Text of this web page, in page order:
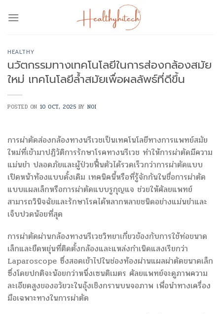
HEALTHY
นวัตกรรมทางเทคโนโลยีในการส่องกล้องสมัย
ใหม่ เทคโนโลยีล้ำสมัยเพื่อผลลัพธ์ที่ดีขึ้น
POSTED ON 10 OCT, 2025 BY NOI
การผ่าตัดส่องกล้องทางนรีเวชเป็นเทคโนโลยีทางการแพทย์สมัย
ใหม่ที่เข้ามาปฏิวัติการรักษาโรคทางนรีเวช ทำให้การผ่าตัดมีความ
แม่นยำ ปลอดภัยและผู้ป่วยฟื้นตัวได้รวดเร็วกว่าการผ่าตัดแบบ
เปิดหน้าท้องแบบดั้งเดิม เทคนิคนี้หรือที่รู้จักกันในชื่อการผ่าตัด
แบบแผลเล็กหรือการผ่าตัดแบบรูกุญแจ ช่วยให้ศัลยแพทย์
สามารถวินิจฉัยและรักษาโรคได้หลากหลายชนิดอย่างแม่นยำและ
เจ็บปวดน้อยที่สุด
การผ่าตัดผ่านกล้องทางนรีเวชวิทยาเกี่ยวข้องกับการใช้ท่อขนาด
เล็กและยืดหยุ่นที่ติดตั้งกล้องและแหล่งกำเนิดแสงเรียกว่า
Laparoscope ซึ่งสอดเข้าไปในช่องท้องผ่านแผลผ่าตัดขนาดเล็ก
ซึ่งโดยปกติจะน้อยกว่าหนึ่งเซนติเมตร ศัลยแพทย์จะดูภาพความ
ละเอียดสูงของอวัยวะในอุ้งเชิงกรานบนจอภาพ เพื่อนำทางเครื่อง
มือเฉพาะทางในการผ่าตัด